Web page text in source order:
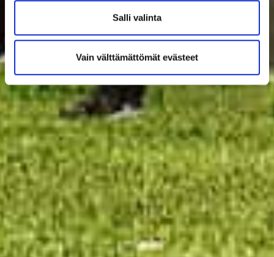
Salli valinta
Vain välttämättömät evästeet